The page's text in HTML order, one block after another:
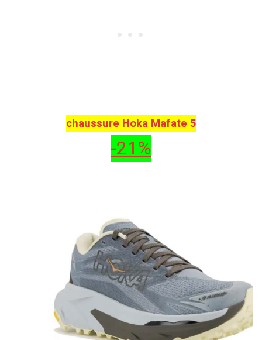
chaussure Hoka Mafate 5
-21%